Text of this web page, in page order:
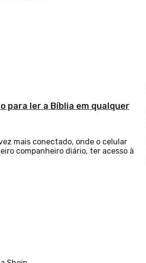
para ler a Bíblia em qualquer
mais conectado, onde o celular
companheiro diário, ter acesso à